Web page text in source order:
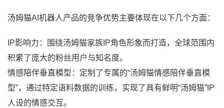
汤姆猫AI机器人产品的竞争优势主要体现在以下几个方面：
IP影响力：围绕汤姆猫家族IP角色形象而打造，全球范围内
积累了庞大的粉丝用户与知名度。
情感陪伴垂直模型：定制了专属的“汤姆猫情感陪伴垂直模
型”，通过特定语料数据的训练，实现了具有鲜明“汤姆猫”IP
人设的情感交互。